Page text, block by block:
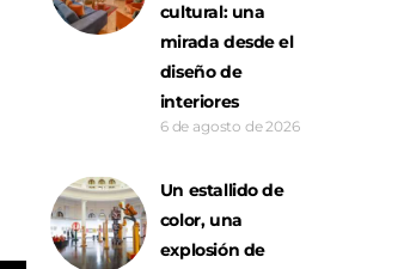
cultural: una
mirada desde el
diseño de
interiores
6 de agosto de 2026
Un estallido de
color, una
explosión de